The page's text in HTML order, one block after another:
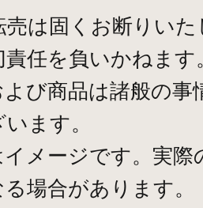
は固くお断りい
責任を負いかねます
び商品は諸般の事
ます。
メージです。実際
場合があります。